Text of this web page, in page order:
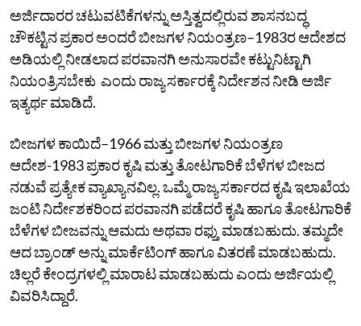
ಅರ್ಜಿದಾರರ ಚಟುವಟಿಕೆಗಳನ್ನು ಅಸ್ತಿತ್ವದಲ್ಲಿರುವ ಶಾಸನಬದ್ಧ
ಚೌಕಟ್ಟಿನ ಪ್ರಕಾರ ಅಂದರೆ ಬೀಜಗಳ ನಿಯಂತ್ರಣ–1983ರ ಆದೇಶದ
ಅಡಿಯಲ್ಲಿ ನೀಡಲಾದ ಪರವಾನಗಿ ಅನುಸಾರವೇ ಕಟ್ಟುನಿಟ್ಟಾಗಿ
ನಿಯಂತ್ರಿಸಬೇಕು ಎಂದು ರಾಜ್ಯ ಸರ್ಕಾರಕ್ಕೆ ನಿರ್ದೇಶನ ನೀಡಿ ಅರ್ಜಿ
ಇತ್ಯರ್ಥ ಮಾಡಿದೆ.
ಬೀಜ‌ಗಳ ಕಾಯಿದೆ–1966 ಮತ್ತು ಬೀಜಗಳ ನಿಯಂತ್ರಣ
ಆದೇಶ-1983 ಪ್ರಕಾರ ಕೃಷಿ ಮತ್ತು ತೋಟಗಾರಿಕೆ ಬೆಳೆಗಳ ಬೀಜದ
ನಡುವೆ ಪ್ರತ್ಯೇಕ ವ್ಯಾಖ್ಯಾನವಿಲ್ಲ.‌‌ ಒಮ್ಮೆ ರಾಜ್ಯ ಸರ್ಕಾರದ ಕೃಷಿ‌ ಇಲಾಖೆಯ
ಜಂಟಿ ನಿರ್ದೇಶಕರಿಂದ ಪರವಾನಗಿ ಪಡೆದರೆ ಕೃಷಿ ಹಾಗೂ ತೋಟಗಾರಿಕೆ
ಬೆಳೆಗಳ ಬೀಜವನ್ನು ಆಮದು ಅಥವಾ ರಫ್ತು ಮಾಡಬಹುದು. ತಮ್ಮದೇ
ಆದ ಬ್ರಾಂಡ್ ಅನ್ನು ಮಾರ್ಕೆಟಿಂಗ್ ಹಾಗೂ ವಿತರಣೆ ಮಾಡಬಹುದು.
ಚಿಲ್ಲರೆ ಕೇಂದ್ರಗಳಲ್ಲಿ ಮಾರಾಟ ಮಾಡಬಹುದು ಎಂದು ಅರ್ಜಿಯಲ್ಲಿ
ವಿವರಿಸಿದ್ದಾರೆ.